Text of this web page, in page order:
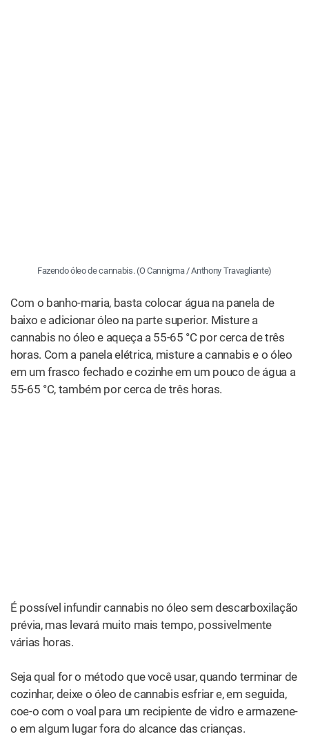
Fazendo óleo de cannabis. (O Cannigma / Anthony Travagliante)
Com o banho-maria, basta colocar água na panela de
baixo e adicionar óleo na parte superior. Misture a
cannabis no óleo e aqueça a 55-65 °C por cerca de três
horas. Com a panela elétrica, misture a cannabis e o óleo
em um frasco fechado e cozinhe em um pouco de água a
55-65 °C, também por cerca de três horas.
É possível infundir cannabis no óleo sem descarboxilação
prévia, mas levará muito mais tempo, possivelmente
várias horas.
Seja qual for o método que você usar, quando terminar de
cozinhar, deixe o óleo de cannabis esfriar e, em seguida,
coe-o com o voal para um recipiente de vidro e armazene-
o em algum lugar fora do alcance das crianças.